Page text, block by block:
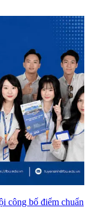
công bố điểm chuẩn